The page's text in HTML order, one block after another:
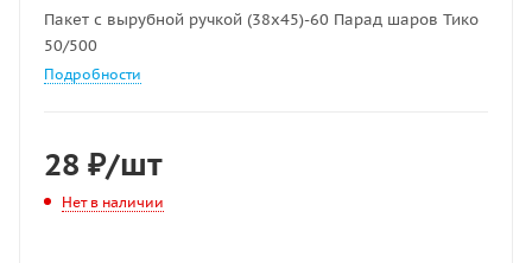
Пакет с вырубной ручкой (38х45)-60 Парад шаров Тико
50/500
Подробности
28 ₽/шт
Нет в наличии